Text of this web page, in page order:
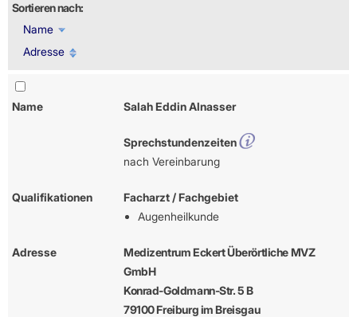
Sortieren nach:
Name
Adresse
Name Salah Eddin Alnasser
Sprechstundenzeiten
nach Vereinbarung
Qualifikationen
Facharzt / Fachgebiet
Augenheilkunde
Adresse
Medizentrum Eckert Überörtliche MVZ
GmbH
Konrad-Goldmann-Str. 5 B
79100 Freiburg im Breisgau